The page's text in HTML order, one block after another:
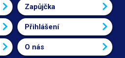
Zapůjčka
Přihlášení
O nás